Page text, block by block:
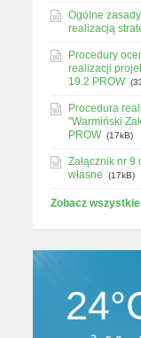
Ogólne
realizacją
Procedury
realizacji
19.2 PROW
Procedura
"Warmiński
PROW (17kB)
Załącznik nr
własne
(17kB)
Zobacz